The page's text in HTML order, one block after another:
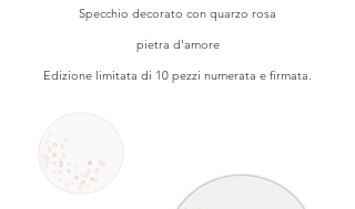
Specchio decorato con quarzo rosa
pietra d'amore
Edizione limitata di 10 pezzi numerata e firmata.